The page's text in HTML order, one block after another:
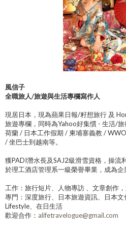
風信子
全職旅人/旅遊與生活專欄寫作人
現居日本，現為蘋果日報/籽想旅行 及
旅遊專欄，同時為Yahoo好集慣 - 生活/
荷蘭 / 日本工作假期 / 柬埔寨義教 /
/ 坐巴士到越南等。
獲PADI潛水長及SAJ2級滑雪資格，操流
於理工酒店管理系一級榮譽畢業，成為企
工作：旅行短片、人物專訪 、文章創作
專門：深度旅行、日本旅遊資訊、日本
Lifestyle、在日生活
歡迎合作： alifetravelogue@gmail.com